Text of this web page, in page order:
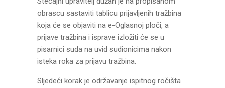
obrascu sastaviti tablicu prijavljenih tražbina
koja će se objaviti na e-Oglasnoj ploči, a
prijave tražbina i isprave izložiti će se u
pisarnici suda na uvid sudionicima nakon
isteka roka za prijavu tražbina.
Sljedeći korak je održavanje ispitnog ročišta